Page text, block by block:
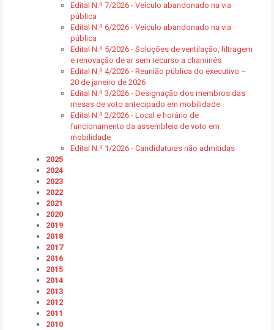
Edital N.º 7/2026 - Veículo abandonado na via
pública
Edital N.º 6/2026 - Veículo abandonado na via
pública
Edital N.º 5/2026 - Soluções de ventilação, filtragem
e renovação de ar sem recurso a chaminés
Edital N.º 4/2026 - Reunião pública do executivo –
20 de janeiro de 2026
Edital N.º 3/2026 - Designação dos membros das
mesas de voto antecipado em mobilidade
Edital N.º 2/2026 - Local e horário de
funcionamento da assembleia de voto em
mobilidade
Edital N.º 1/2026 - Candidaturas não admitidas
2025
2024
2023
2022
2021
2020
2019
2018
2017
2016
2015
2014
2013
2012
2011
2010